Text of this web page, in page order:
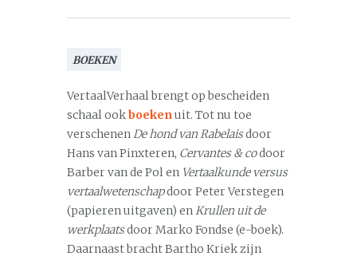
BOEKEN
VertaalVerhaal brengt op bescheiden
schaal ookboekenuit. Tot nu toe
verschenenDe hond van Rabelaisdoor
Hans van Pinxteren, Cervantes & codoor
Barber van de Pol en Vertaalkunde versus
vertaalwetenschapdoor Peter Verstegen
(papieren uitgaven) enKrullen uit de
werkplaatsdoor Marko Fondse (e-boek).
Daarnaast bracht Bartho Kriek zijn